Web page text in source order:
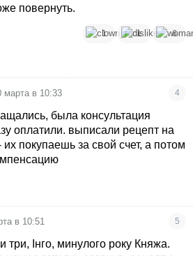
повернуть.
1 1 6
марта в 10:33 4
была консультация
оплатили. выписали рецепт на
покупаешь за свой счет, а потом
в 10:51 5
три, Інго, минулого року Княжа.